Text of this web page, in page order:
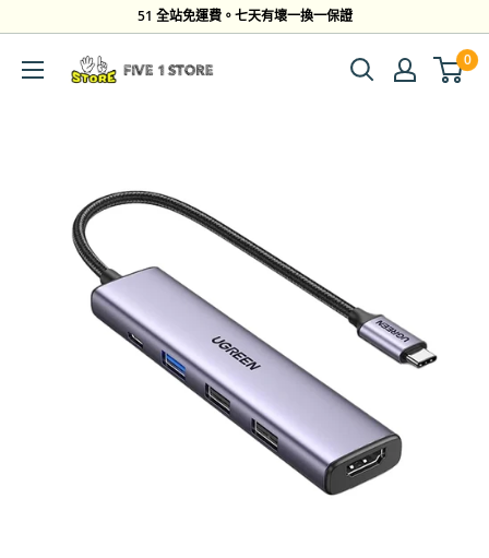
到
51 全站免運費。七天有壞一換一保證
Five
1
0